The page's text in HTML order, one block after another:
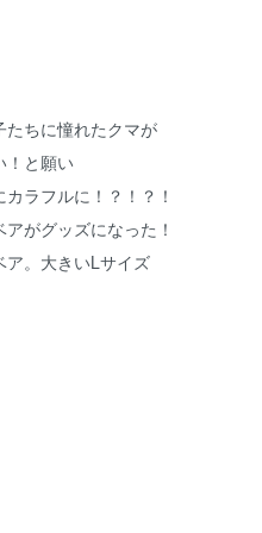
たちに憧れたクマが
！と願い
ラフルに！？！？！
がグッズになった！
ア。大きいLサイズ